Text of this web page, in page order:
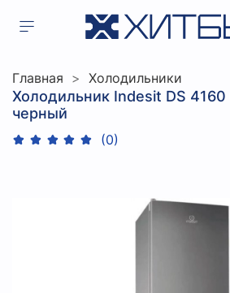
Главная Холодильники
Холодильник Indesit DS
черный
(0)